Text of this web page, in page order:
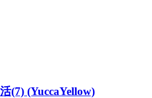
(7) (YuccaYellow)